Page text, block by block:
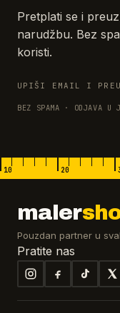
Pretplati se i
narudžbu. Bez
koristi.
UPIŠI EMAIL I
BEZ SPAMA · ODJAVA U
10 20
maler
Pouzdan partner u
Pratite nas